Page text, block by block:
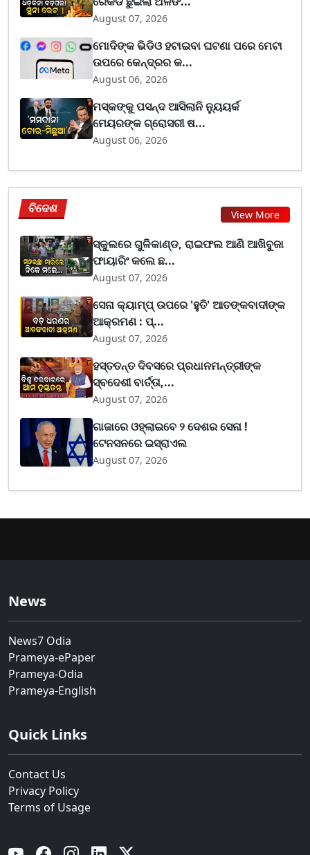
August 07, 2026
ମୋଦିଙ୍କ ଭିଡିଓ ହଟାଇବା ଘଟଣା ପରେ ମେଟା
ଉପରେ କେନ୍ଦ୍ରର କ...
August 06, 2026
ମସ୍କଙ୍କୁ ପସନ୍ଦ ଆସିଲାନି ନ୍ୟୁୟର୍କ
ମେୟରଙ୍କ ଗ୍ରୋସରୀ ଷ...
August 06, 2026
ବିଦେଶ View More
ସ୍କୁଲରେ ଗୁଳିକାଣ୍ଡ, ରାଇଫଲ ଆଣି ଆଖିବୁଜା
ଫାୟାରିଂ କଲେ ଛ...
August 07, 2026
ସେନା କ୍ୟାମ୍ପ୍ ଉପରେ 'ହୁତି' ଆତଙ୍କବାଦୀଙ୍କ
ଆକ୍ରମଣ : ପ୍...
August 07, 2026
ହସ୍ତତନ୍ତ ଦିବସରେ ପ୍ରଧାନମନ୍ତ୍ରୀଙ୍କ
ସ୍ବଦେଶୀ ବାର୍ତ୍ତା,...
August 07, 2026
ଗାଜାରେ ଓହ୍ଲାଇବେ ୨ ଦେଶର ସେନା !
ଟେନସନରେ ଇସ୍ରାଏଲ
August 07, 2026
News
News7 Odia
Prameya-ePaper
Prameya-Odia
Prameya-English
Quick Links
Contact Us
Privacy Policy
Terms of Usage
YouTube Facebook Instagram Linkedin